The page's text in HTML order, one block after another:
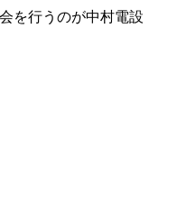
を行うのが中村電設